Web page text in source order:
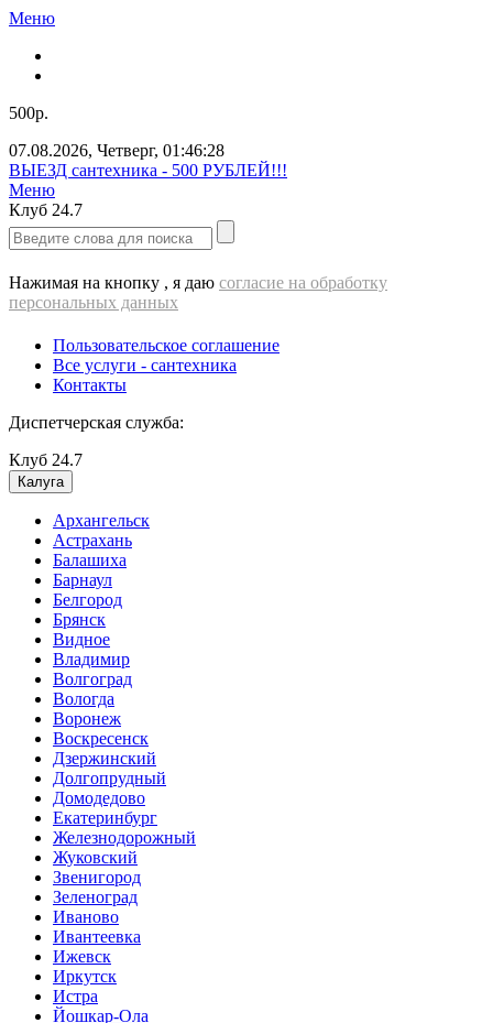
Меню
500р.
07.08.2026, Четверг, 01:46:29
ВЫЕЗД cантехника - 500 РУБЛЕЙ!!!
Меню
Клуб 24.7
Нажимая на кнопку , я даю согласие на обработку
персональных данных
Пользовательское соглашение
Все услуги - cантехника
Контакты
Диспетчерская служба:
Клуб 24.7
Калуга
Архангельск
Астрахань
Балашиха
Барнаул
Белгород
Брянск
Видное
Владимир
Волгоград
Вологда
Воронеж
Воскресенск
Дзержинский
Долгопрудный
Домодедово
Екатеринбург
Железнодорожный
Жуковский
Звенигород
Зеленоград
Иваново
Ивантеевка
Ижевск
Иркутск
Истра
Йошкар-Ола